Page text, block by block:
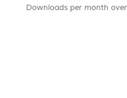
Downloads per month